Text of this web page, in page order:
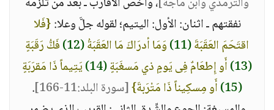
نفقتهم ـ اثنان: الأول: اليتيم؛ لقوله جلَّ وعلا:{فَلا
اقتَحَمَ العَقَبَةَ(11) وَمَا أدرَاكَ مَا العَقَبَةُ(12)
فَكُّ رَقَبَةٍ
(13)
أَو إِطعَامٌ فِى يَومٍ ذي مَسغَبَةٍ(14)
يَتِيماً ذَا مَقرَبَةٍ
(15)
أَو مِسكِيناً ذَا مَتْرَبةَ}[سورة البلد:11-166]
.